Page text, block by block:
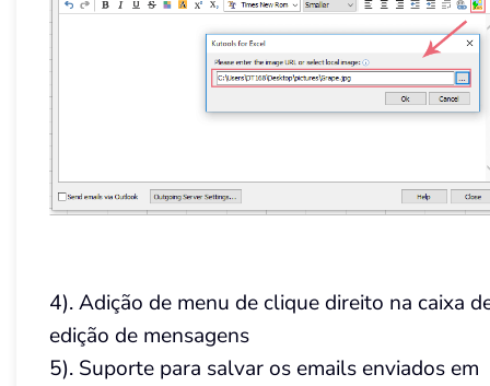
4). Adição de menu de clique direito na caixa
edição de mensagens
5). Suporte para salvar os emails enviados em